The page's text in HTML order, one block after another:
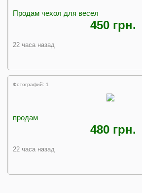
Продам чехол для весел
450 грн.
22 часа назад
Фотографий: 1
продам
480 грн.
22 часа назад